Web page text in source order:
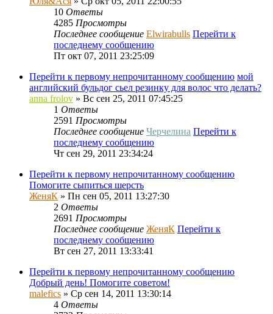
10 Ответы
4285 Просмотры
Последнее сообщение Elwirabulls Перейти к
последнему сообщению
Пт окт 07, 2011 23:25:09
Перейти к первому непрочитанному сообщению мой
английский бульдог сьел резинку для волос что делать?
anna frolov » Вс сен 25, 2011 07:45:25
1 Ответы
2591 Просмотры
Последнее сообщение Черчелина Перейти к
последнему сообщению
Чт сен 29, 2011 23:34:24
Перейти к первому непрочитанному сообщению
Помогите сыпиться шерсть
ЖеняК » Пн сен 05, 2011 13:27:30
2 Ответы
2691 Просмотры
Последнее сообщение ЖеняК Перейти к
последнему сообщению
Вт сен 27, 2011 13:33:41
Перейти к первому непрочитанному сообщению
Добрый день! Помогите советом!
malefics » Ср сен 14, 2011 13:30:14
4 Ответы